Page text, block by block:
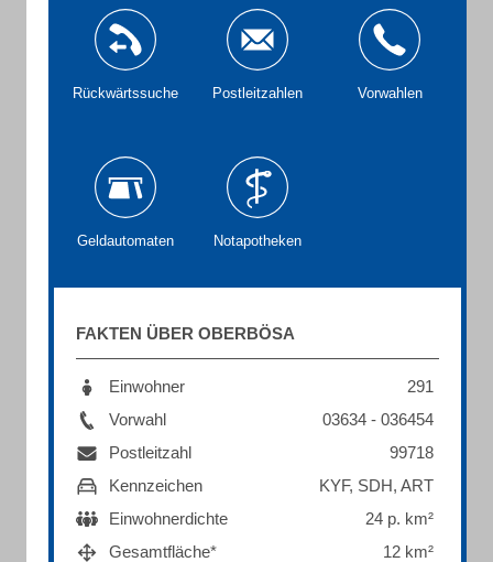
Rückwärtssuche Postleitzahlen Vorwahlen
Geldautomaten Notapotheken
FAKTEN ÜBER OBERBÖSA
Einwohner
291
Vorwahl
03634 - 036454
Postleitzahl
99718
Kennzeichen
KYF, SDH, ART
Einwohnerdichte
24 p. km²
Gesamtfläche*
12 km²